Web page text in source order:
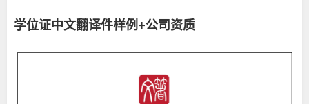
学位证中文翻译件样例+公司资质